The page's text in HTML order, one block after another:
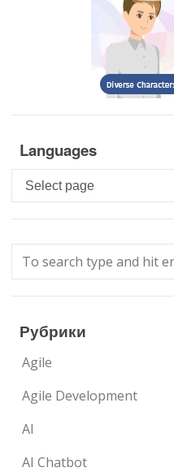
Languages
Languages
Рубрики
Agile
Agile Development
AI
AI Chatbot